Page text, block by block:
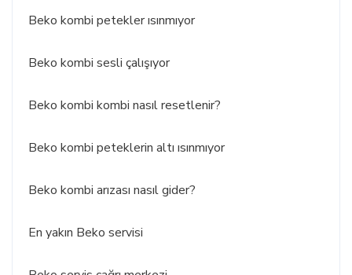
Beko kombi petekler ısınmıyor
Beko kombi sesli çalışıyor
Beko kombi kombi nasıl resetlenir?
Beko kombi peteklerin altı ısınmıyor
Beko kombi arızası nasıl gider?
En yakın Beko servisi